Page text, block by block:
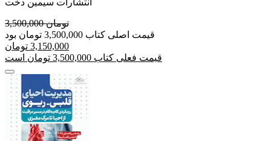
انتشارات سیمین دخت
3,500,000 تومان
قیمت اصلی کتاب 3,500,000 تومان بود
3,150,000 تومان
قیمت فعلی کتاب 3,500,000 تومان است